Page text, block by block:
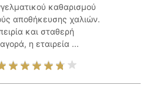
καθαρισμού
αποθήκευσης χαλιών.
και σταθερή
η εταιρεία ...